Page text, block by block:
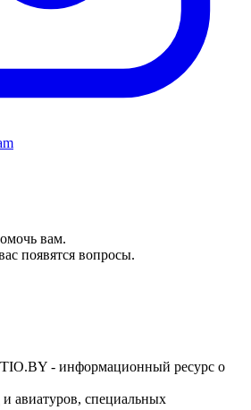
вам.
появятся вопросы.
TIO.BY - информационный ресурс о
авиатуров, специальных